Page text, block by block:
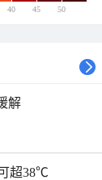
40 45 50
解
超38℃